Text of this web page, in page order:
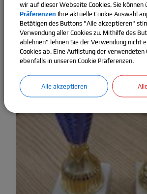
wir auf dieser Webseite Cookies. Sie können
Präferenzen Ihre aktuelle Cookie Auswahl
Betätigen des Buttons "Alle akzeptieren"
Verwendung aller Cookies zu. Mithilfe des
ablehnen" lehnen Sie der Verwendung nicht
Cookies ab. Eine Auflistung der verwendeten
ebenfalls in unseren Cookie Präferenzen.
Alle akzeptieren